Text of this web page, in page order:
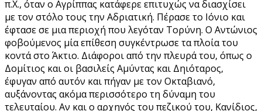
π.Χ., όταν ο Αγρίππας κατάφερε επιτυχώς να διασχίσει
με τον στόλο τους την Αδριατική. Πέρασε το Ιόνιο και
έφτασε σε μια περιοχή που λεγόταν Τορύνη. Ο Αντώνιος
φοβούμενος μία επίθεση συγκέντρωσε τα πλοία του
κοντά στο Άκτιο. Διάφοροι από την πλευρά του, όπως ο
Δομίτιος και οι βασιλείς Αμύντας και Δηιόταρος,
έφυγαν από αυτόν και πήγαν με τον Οκταβιανό,
αυξάνοντας ακόμα περισσότερο τη δύναμη του
τελευταίου. Αν και ο αρχηγός του πεζικού του, Κανίδιος,